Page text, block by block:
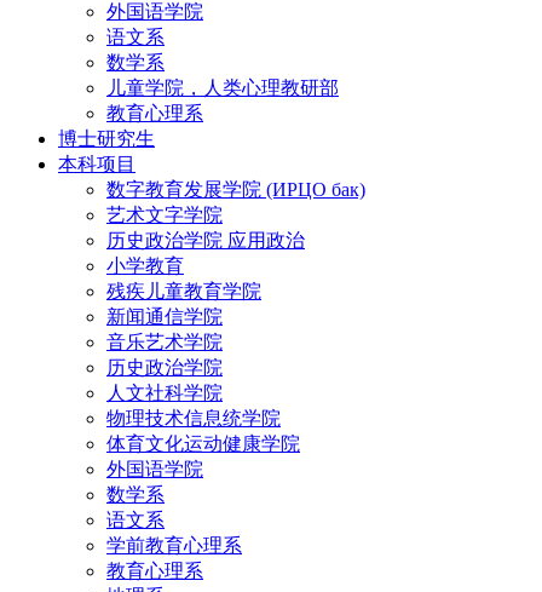
外国语学院
语文系
数学系
儿童学院，人类心理教研部
教育心理系
博士研究生
本科项目
数字教育发展学院 (ИРЦО бак)
艺术文字学院
历史政治学院 应用政治
小学教育
残疾儿童教育学院
新闻通信学院
音乐艺术学院
历史政治学院
人文社科学院
物理技术信息统学院
体育文化运动健康学院
外国语学院
数学系
语文系
学前教育心理系
教育心理系